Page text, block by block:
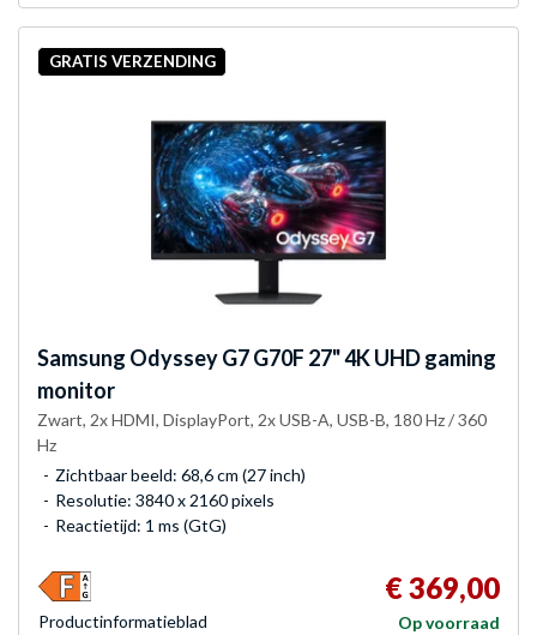
GRATIS VERZENDING
Samsung Odyssey G7 G70F 27" 4K UHD gaming
monitor
Zwart, 2x HDMI, DisplayPort, 2x USB-A, USB-B, 180 Hz / 360
Hz
Zichtbaar beeld: 68,6 cm (27 inch)
Resolutie: 3840 x 2160 pixels
Reactietijd: 1 ms (GtG)
€ 369,00
Op voorraad
Product­informatieblad